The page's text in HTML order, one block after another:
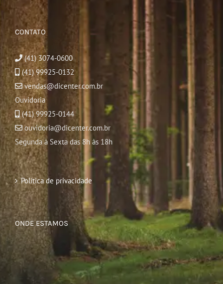
CONTATO
(41) 3074-0600
(41) 99925-0132
vendas@dicenter.com.br
Ouvidoria
(41) 99925-0144
ouvidoria@dicenter.com.br
Segunda à Sexta das 8h às 18h
Política de privacidade
ONDE ESTAMOS